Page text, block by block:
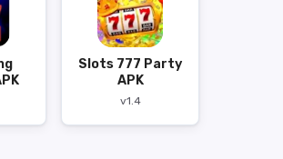
Slots 777 Party
APK
v1.4